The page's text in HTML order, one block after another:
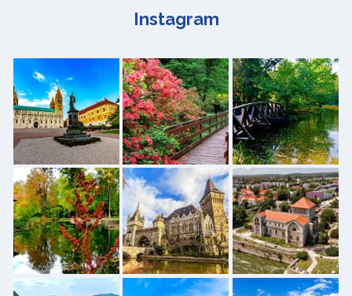
Instagram